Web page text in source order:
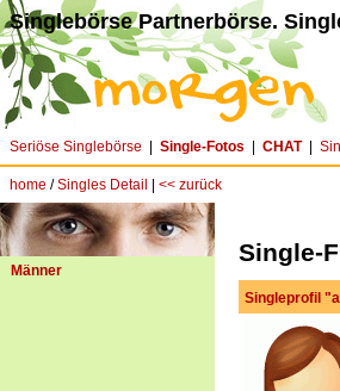
Singlebörse Partnerbörse.
Seriöse Singlebörse Single-Fotos CHAT|
home /Singles Detail << zurück
Männer
Single-
Singleprofil